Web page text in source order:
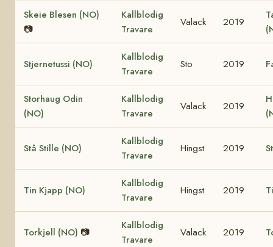
Skeie Blesen (NO)
📷
Kallblodig
Travare
Valack 2019
Stjernetussi (NO)
Kallblodig
Travare
Sto 2019
Storhaug Odin
(NO)
Kallblodig
Travare
Valack 2019
Stå Stille (NO)
Kallblodig
Travare
Hingst 2019
Tin Kjapp (NO)
Kallblodig
Travare
Hingst 2019
Torkjell (NO) 📷
Kallblodig
Travare
Valack 2019